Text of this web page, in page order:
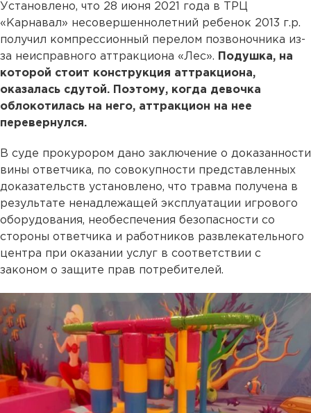
Установлено, что 28 июня 2021 года в ТРЦ
«Карнавал» несовершеннолетний ребенок 2013 г.р.
получил компрессионный перелом позвоночника из-
за неисправного аттракциона «Лес».
Подушка, на
которой стоит конструкция аттракциона,
оказалась сдутой. Поэтому, когда девочка
облокотилась на него, аттракцион на нее
перевернулся.
В суде прокурором дано заключение о доказанности
вины ответчика, по совокупности представленных
доказательств установлено, что травма получена в
результате ненадлежащей эксплуатации игрового
оборудования, необеспечения безопасности со
стороны ответчика и работников развлекательного
центра при оказании услуг в соответствии с
законом о защите прав потребителей.